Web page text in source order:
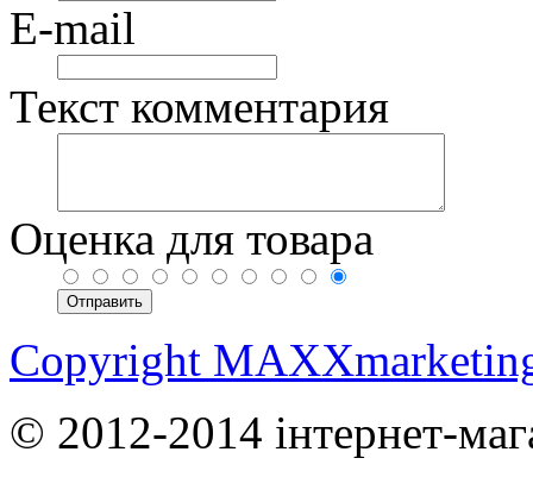
E-mail
Текст комментария
Оценка для товара
Copyright
© 2012-2014 інтернет-